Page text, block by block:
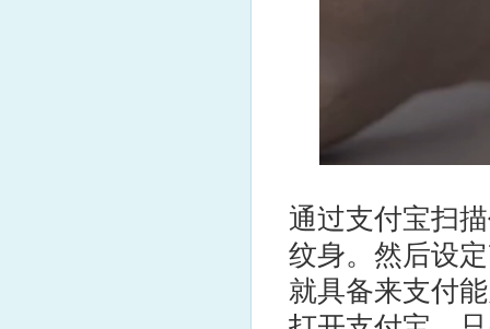
通过支付宝扫
纹身。然后设
就具备来支付